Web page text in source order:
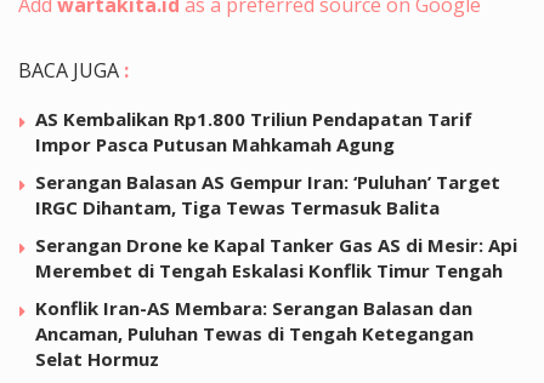
BACA JUGA :
AS Kembalikan Rp1.800 Triliun Pendapatan Tarif
Impor Pasca Putusan Mahkamah Agung
Serangan Balasan AS Gempur Iran: ‘Puluhan’ Target
IRGC Dihantam, Tiga Tewas Termasuk Balita
Serangan Drone ke Kapal Tanker Gas AS di Mesir: Api
Merembet di Tengah Eskalasi Konflik Timur Tengah
Konflik Iran-AS Membara: Serangan Balasan dan
Ancaman, Puluhan Tewas di Tengah Ketegangan
Selat Hormuz